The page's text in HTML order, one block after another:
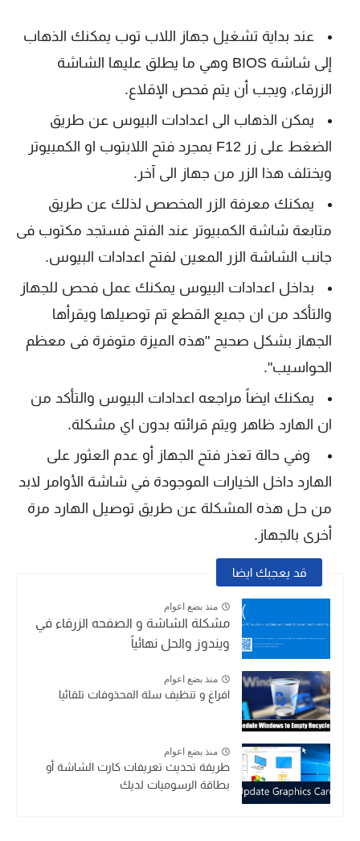
عند بداية تشغيل جهاز اللاب توب يمكنك الذهاب
إلى شاشة BIOS وهي ما يطلق عليها الشاشة
الزرقاء، ويجب أن يتم فحص الإقلاع.
يمكن الذهاب الى اعدادات البيوس عن طريق
الضغط على زر F12 بمجرد فتح اللابتوب او الكمبيوتر
ويختلف هذا الزر من جهاز الى آخر.
يمكنك معرفة الزر المخصص لذلك عن طريق
متابعة شاشة الكمبيوتر عند الفتح فستجد مكتوب فى
جانب الشاشة الزر المعين لفتح اعدادات البيوس.
بداخل اعدادات البيوس يمكنك عمل فحص للجهاز
والتأكد من ان جميع القطع تم توصيلها ويقرأها
الجهاز بشكل صحيح "هذه الميزة متوفرة فى معظم
الحواسيب".
يمكنك ايضاً مراجعه اعدادات البيوس والتأكد من
ان الهارد ظاهر ويتم قرائته بدون اي مشكلة.
وفي حالة تعذر فتح الجهاز أو عدم العثور على
الهارد داخل الخيارات الموجودة في شاشة الأوامر لابد
من حل هذه المشكلة عن طريق توصيل الهارد مرة
أخرى بالجهاز.
قد يعجبك ايضا
منذ بضع اعوام
مشكلة الشاشة و الصفحه الزرقاء في
ويندوز والحل نهائياً
منذ بضع اعوام
افراغ و تنظيف سلة المحذوفات تلقائيا
منذ بضع اعوام
طريقة تحديث تعريفات كارت الشاشة أو
بطاقة الرسوميات لديك